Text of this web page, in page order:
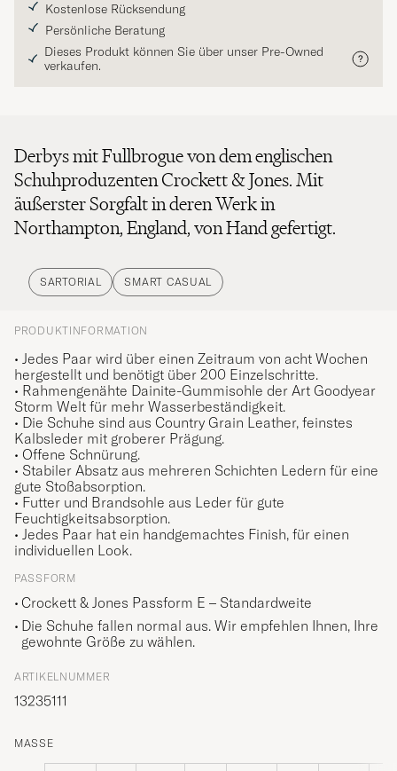
Kostenlose Rücksendung
Persönliche Beratung
Dieses Produkt können Sie über unser Pre-Owned
verkaufen.
Derbys mit Fullbrogue von dem englischen
Schuhproduzenten Crockett & Jones. Mit
äußerster Sorgfalt in deren Werk in
Northampton, England, von Hand gefertigt.
SARTORIAL SMART CASUAL
PRODUKTINFORMATION
• Jedes Paar wird über einen Zeitraum von acht Wochen
hergestellt und benötigt über 200 Einzelschritte.
• Rahmengenähte Dainite-Gummisohle der Art Goodyear
Storm Welt für mehr Wasserbeständigkeit.
• Die Schuhe sind aus Country Grain Leather, feinstes
Kalbsleder mit groberer Prägung.
• Offene Schnürung.
• Stabiler Absatz aus mehreren Schichten Ledern für eine
gute Stoßabsorption.
• Futter und Brandsohle aus Leder für gute
Feuchtigkeitsabsorption.
• Jedes Paar hat ein handgemachtes Finish, für einen
individuellen Look.
PASSFORM
Crockett & Jones Passform E – Standardweite
Die Schuhe fallen normal aus. Wir empfehlen Ihnen, Ihre
gewohnte Größe zu wählen.
ARTIKELNUMMER
13235111
MASSE